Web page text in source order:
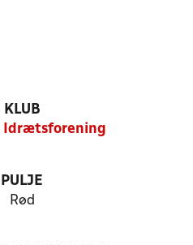
KLUB
Idrætsforening
PULJE
Rød